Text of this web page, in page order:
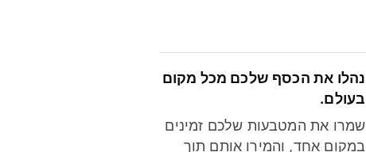
נהלו את הכסף שלכם מכל מקום
בעולם.
שמרו את המטבעות שלכם זמינים
במקום אחד, והמירו אותם תוך